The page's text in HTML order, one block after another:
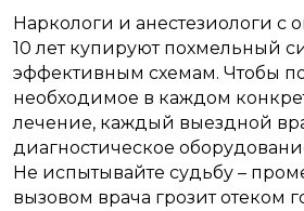
Наркологи и анестезиологи с
10 лет купируют похмельный
эффективным схемам. Чтобы
необходимое в каждом
лечение, каждый выездной
диагностическое
Не испытывайте судьбу –
вызовом врача грозит отеком